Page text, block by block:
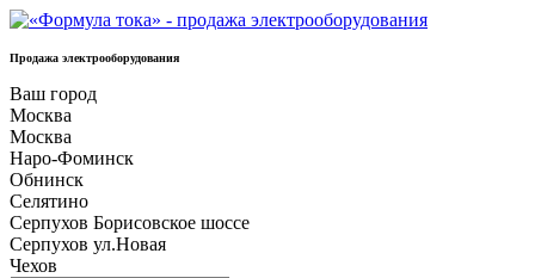
Продажа электрооборудования
Ваш город
Москва
Москва
Наро-Фоминск
Обнинск
Селятино
Серпухов Борисовское шоссе
Серпухов ул.Новая
Чехов